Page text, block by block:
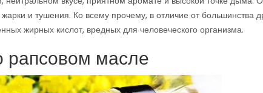
и тушения. Ко всему прочему, в отличие от большинства
жирных кислот, вредных для человеческого организма.
масле